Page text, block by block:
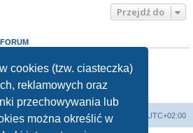
cookies (tzw. ciasteczka)
reklamowych oraz
przechowywania lub
można określić w
Przejdź do
Główna Strefa czasowa UTC+02:00
Analogowa